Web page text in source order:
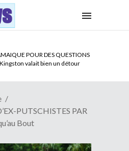
LA TETE DU SENAT BENINOIS :
pouvoir sans partir !
PUTSCHISTES PAR
Bout